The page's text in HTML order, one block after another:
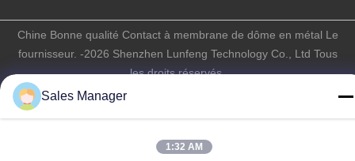
Politique de confidentialité
Chine Bonne qualité Contact à membrane de dôme en métal Le
fournisseur. -2026 Shenzhen Lunfeng Technology Co., Ltd Tous
les droits réservés.
Sales Manager
1:32 AM